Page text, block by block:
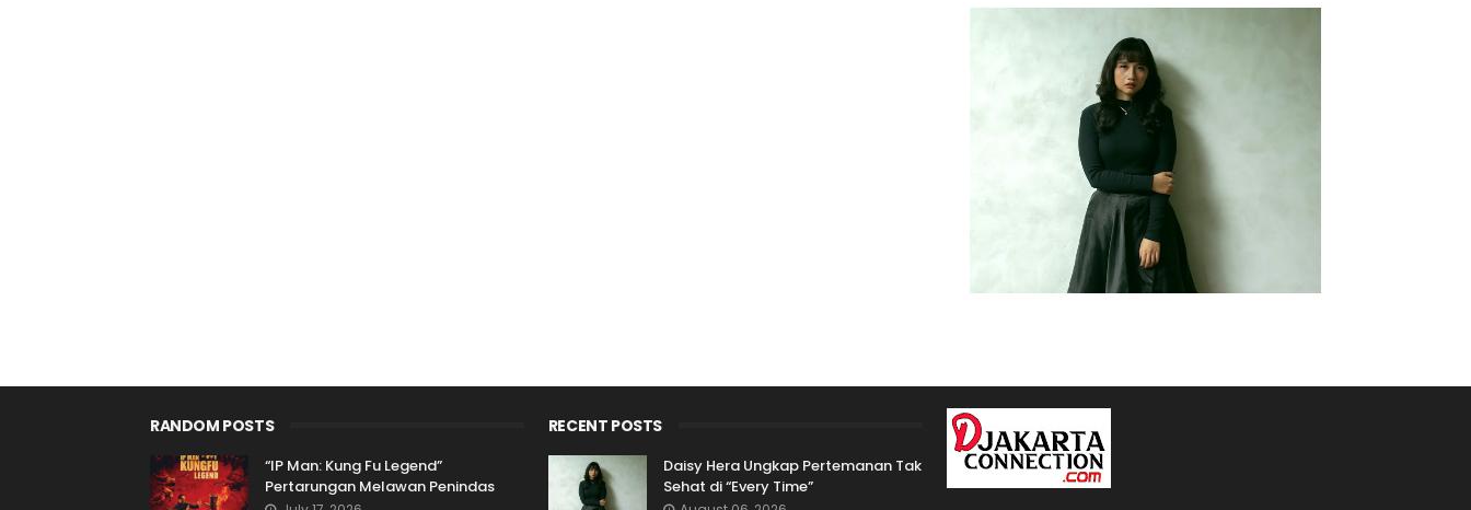
RANDOM POSTS
“IP Man: Kung Fu Legend”
Pertarungan Melawan Penindas
RECENT POSTS
Daisy Hera Ungkap Pertemanan Tak
Sehat di “Every Time”